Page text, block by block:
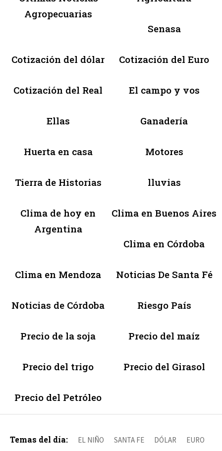
Agropecuarias
Senasa
Cotización del dólar Cotización del Euro
Cotización del Real El campo y vos
Ellas Ganadería
Huerta en casa Motores
Tierra de Historias lluvias
Clima de hoy en
Argentina
Clima en Buenos Aires
Clima en Córdoba
Clima en Mendoza Noticias De Santa Fé
Noticias de Córdoba Riesgo País
Precio de la soja Precio del maíz
Precio del trigo Precio del Girasol
Precio del Petróleo
Temas del día: EL NIÑO SANTA FE DÓLAR EURO